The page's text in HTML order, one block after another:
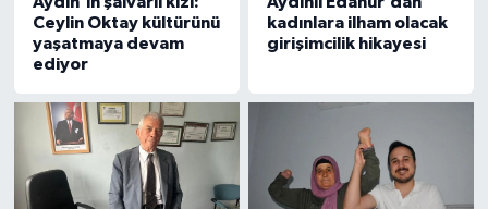
Ceylin Oktay kültürünü
yaşatmaya devam
ediyor
kadınlara ilham olacak
girişimcilik hikayesi